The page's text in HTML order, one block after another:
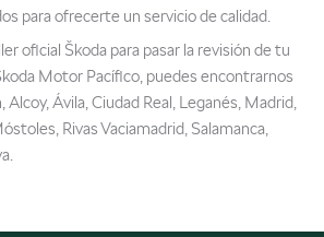
para ofrecerte un servicio de calidad.
oficial Škoda para pasar la revisión de tu
Motor Pacífico, puedes encontrarnos
Alcoy, Ávila, Ciudad Real, Leganés, Madrid,
Rivas Vaciamadrid, Salamanca,